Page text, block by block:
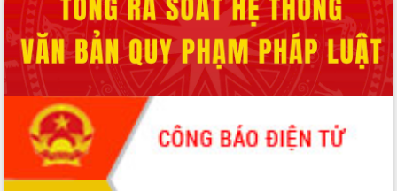
Hội thảo góp ý hồ sơ điều chỉnh quy
hoạch tỉnh Đắk Lắk thời kỳ 2021-2030,
tầm nhìn đến năm 2050
Nâng cao hiệu quả hoạt động của các
doanh nghiệp nhà nước
Hội nghị triển khai kết nối mạng
truyền số liệu chuyên dùng phục vụ cơ
quan Đảng, Nhà nước
Lễ phát động chuỗi hoạt động chung
tay làm sạch môi trường